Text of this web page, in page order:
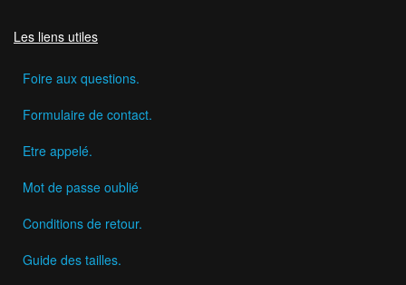
Les liens utiles
Foire aux questions.
Formulaire de contact.
Etre appelé.
Mot de passe oublié
Conditions de retour.
Guide des tailles.